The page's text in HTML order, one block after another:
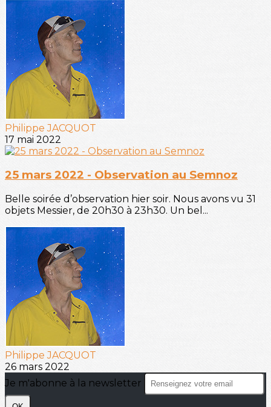
Philippe JACQUOT
17 mai 2022
25 mars 2022 - Observation au Semnoz
Belle soirée d’observation hier soir. Nous avons vu 31
objets Messier, de 20h30 à 23h30. Un bel...
Philippe JACQUOT
26 mars 2022
Je m'abonne à la newsletter